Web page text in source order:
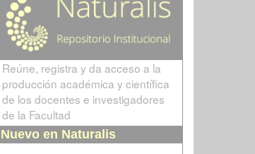
Reúne, registra y da acceso a la
producción académica y científica
de los docentes e investigadores
de la Facultad
Nuevo en Naturalis